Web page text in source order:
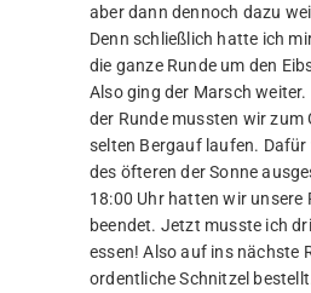
aber dann dennoch dazu
Denn schließlich hatte ich
die ganze Runde um den
Also ging der Marsch
der Runde mussten wir zum
selten Bergauf laufen.
des öfteren der Sonne
18:00 Uhr hatten wir unsere
beendet. Jetzt musste ich
essen! Also auf ins nächste
ordentliche Schnitzel